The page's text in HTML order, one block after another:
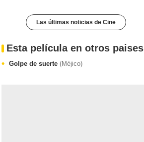
Las últimas noticias de Cine
Esta película en otros paises
Golpe de suerte (Méjico)